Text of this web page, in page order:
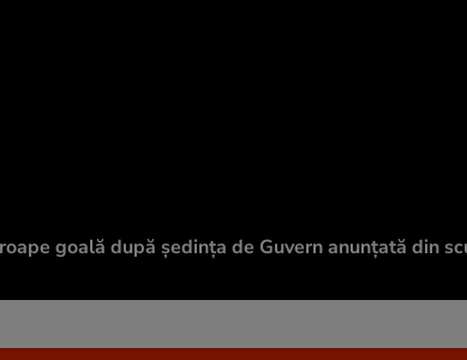
goală după ședința de Guvern anunțată din